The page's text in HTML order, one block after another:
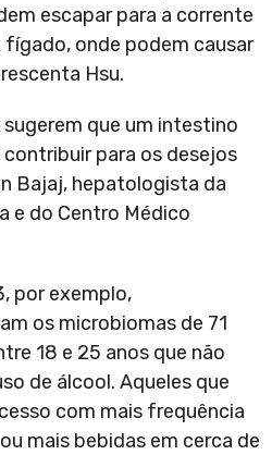
escapar para a corrente
fígado, onde podem causar
Hsu.
que um intestino
para os desejos
Bajaj, hepatologista da
e do Centro Médico
por exemplo,
os microbiomas de 71
18 e 25 anos que não
de álcool. Aqueles que
com mais frequência
mais bebidas em cerca de